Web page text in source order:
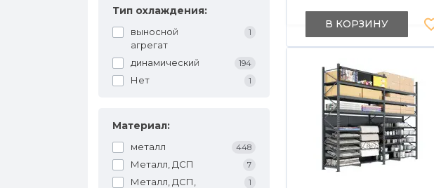
Тип охлаждения:
выносной
агрегат
1
динамический 194
Нет 1
Материал:
металл 448
Металл, ДСП 7
Металл, ДСП,
1
В КОРЗИНУ